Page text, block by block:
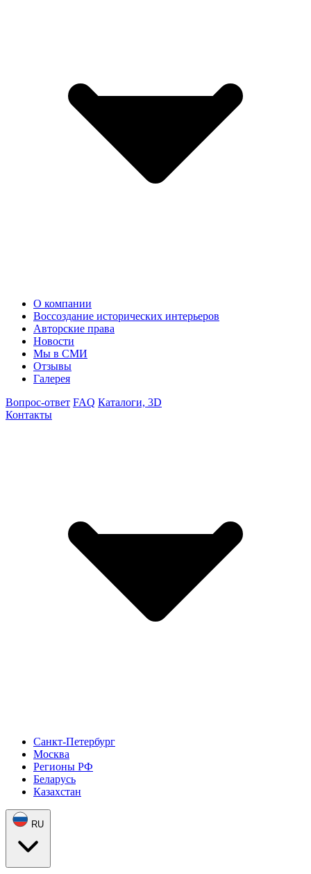
О компании
Воссоздание исторических интерьеров
Авторские права
Новости
Мы в СМИ
Отзывы
Галерея
Вопрос-ответ FAQ Каталоги, 3D
Контакты
Санкт-Петербург
Москва
Регионы РФ
Беларусь
Казахстан
RU